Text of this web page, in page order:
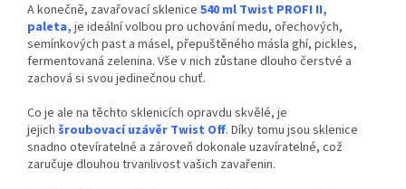
A konečně, zavařovací sklenice 540 ml Twist PROFI II,
paleta, je ideální volbou pro uchování medu, ořechových,
semínkových past a másel, přepuštěného másla ghí, pickles,
fermentovaná zelenina. Vše v nich zůstane dlouho čerstvé a
zachová si svou jedinečnou chuť.
Co je ale na těchto sklenicích opravdu skvělé, je
jejich šroubovací uzávěr Twist Off. Díky tomu jsou sklenice
snadno otevíratelné a zároveň dokonale uzavíratelné, což
zaručuje dlouhou trvanlivost vašich zavařenin.